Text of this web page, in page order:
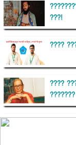
???!
????
????
???????